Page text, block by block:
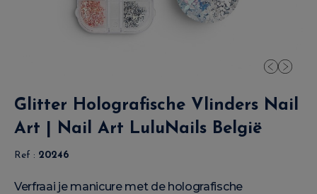
Glitter Holografische Vlinders Nail
Art | Nail Art LuluNails België
Ref : 20246
Verfraai je manicure met de holografische